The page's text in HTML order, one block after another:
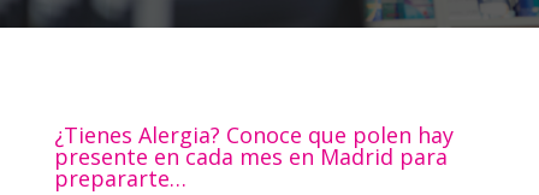
¿Tienes Alergia? Conoce que polen hay
presente en cada mes en Madrid para
prepararte…